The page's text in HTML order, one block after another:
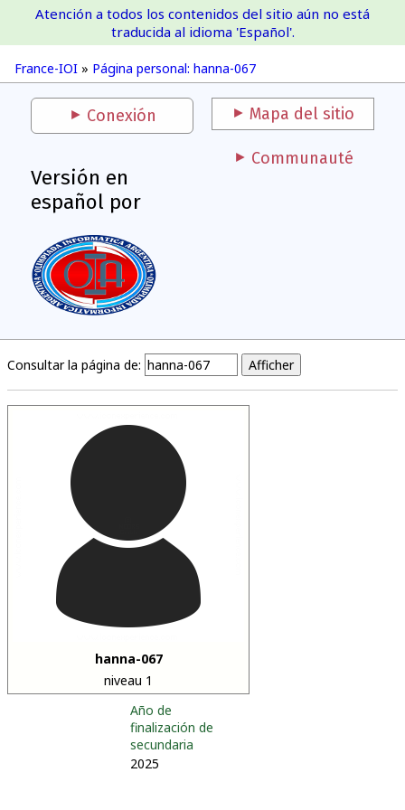
France-IOI
France-IOI » Página personal: hanna-067
Atención a todos los contenidos del sitio aún no está
traducida al idioma 'Español'.
Conexión Mapa del sitio
Versión en
español por
Communauté
Consultar la página de:
hanna-067
niveau 1
Año de
finalización de
secundaria
2025